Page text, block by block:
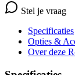
Stel je vraag
Specificaties
Opties &
Over deze